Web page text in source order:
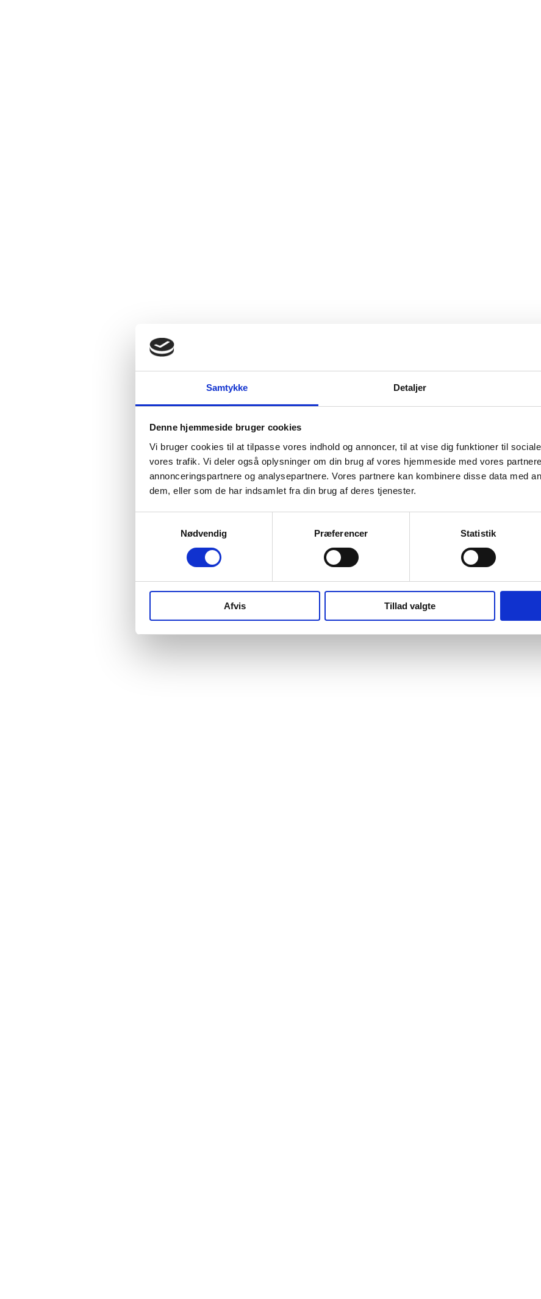
Samtykke Detaljer
Denne hjemmeside bruger cookies
Vi bruger cookies til at tilpasse vores indhold og annoncer, til at vise dig funktioner til
vores trafik. Vi deler også oplysninger om din brug af vores hjemmeside med vores
annonceringspartnere og analysepartnere. Vores partnere kan kombinere disse data med
dem, eller som de har indsamlet fra din brug af deres tjenester.
Nødvendig
Præferencer Statistik
Afvis Tillad valgte